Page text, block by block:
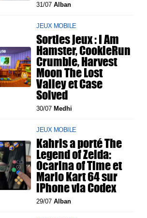
31/07Alban
JEUX MOBILE
Sorties jeux : I Am
Hamster, CookieRun
Crumble, Harvest
Moon The Lost
Valley et Case
Solved
30/07Medhi
JEUX MOBILE
Kahris a porté The
Legend of Zelda:
Ocarina of Time et
Mario Kart 64 sur
iPhone via Codex
29/07Alban